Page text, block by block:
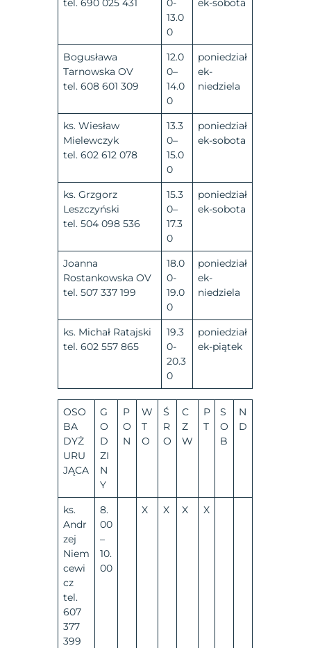
tel. 690 025 431
0-
13.0
0
ek-sobota
Bogusława
Tarnowska OV
tel. 608 601 309
12.0
0–
14.0
0
poniedział
ek-
niedziela
ks. Wiesław
Mielewczyk
tel. 602 612 078
13.3
0–
15.0
0
poniedział
ek-sobota
ks. Grzgorz
Leszczyński
tel. 504 098 536
15.3
0–
17.3
0
poniedział
ek-sobota
Joanna
Rostankowska OV
tel. 507 337 199
18.0
0-
19.0
0
poniedział
ek-
niedziela
ks. Michał Ratajski
tel. 602 557 865
19.3
0-
20.3
0
poniedział
ek-piątek
OSO
BA
DYŻ
URU
JĄCA
G
O
D
ZI
N
Y
P
O
N
W
T
O
Ś
R
O
C
Z
W
P
T
S
O
B
N
D
ks.
Andr
zej
Niem
cewi
cz
tel.
607
377
399
8.
00
–
10.
00
X X X X